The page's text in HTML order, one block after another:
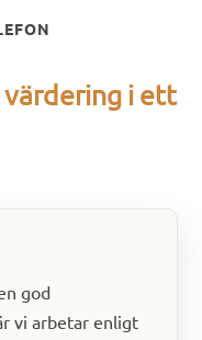
i ett
god
vi arbetar enligt